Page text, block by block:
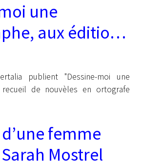
une
aux éditions
publient "Dessine-moi une
recueil de nouvèles en ortografe
femme
Mostrel